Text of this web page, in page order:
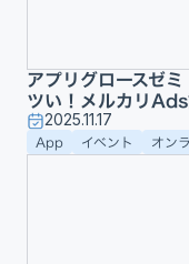
アプリグロースゼ
ツい！メルカリ
2025.11.17
App イベント オン